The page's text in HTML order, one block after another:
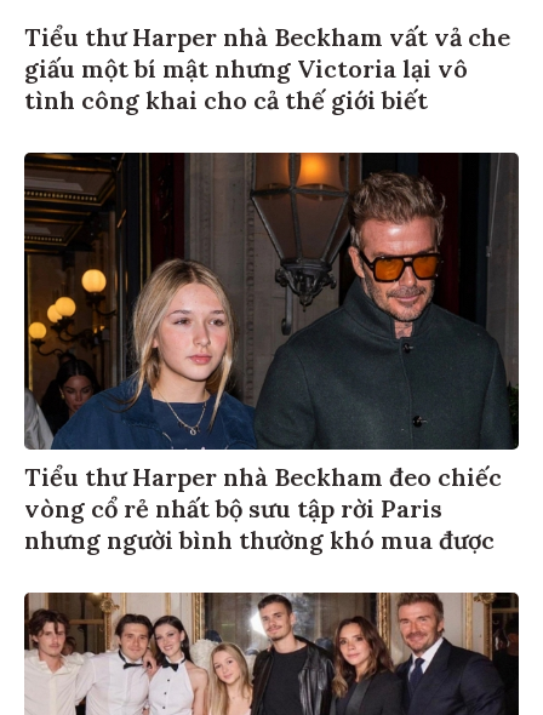
Tiểu thư Harper nhà Beckham vất vả che
giấu một bí mật nhưng Victoria lại vô
tình công khai cho cả thế giới biết
Tiểu thư Harper nhà Beckham đeo chiếc
vòng cổ rẻ nhất bộ sưu tập rời Paris
nhưng người bình thường khó mua được